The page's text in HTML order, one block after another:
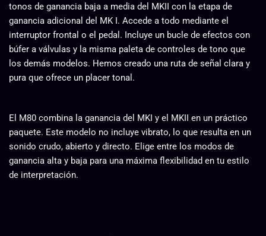
tonos de ganancia baja a media del MKII con la etapa de
ganancia adicional del MK I. Accede a todo mediante el
interruptor frontal o el pedal. Incluye un bucle de efectos con
búfer a válvulas y la misma paleta de controles de tono que
los demás modelos. Hemos creado una ruta de señal clara y
pura que ofrece un placer tonal.
El M80 combina la ganancia del MKI y el MKII en un práctico
paquete. Este modelo no incluye vibrato, lo que resulta en un
sonido crudo, abierto y directo. Elige entre los modos de
ganancia alta y baja para una máxima flexibilidad en tu estilo
de interpretación.